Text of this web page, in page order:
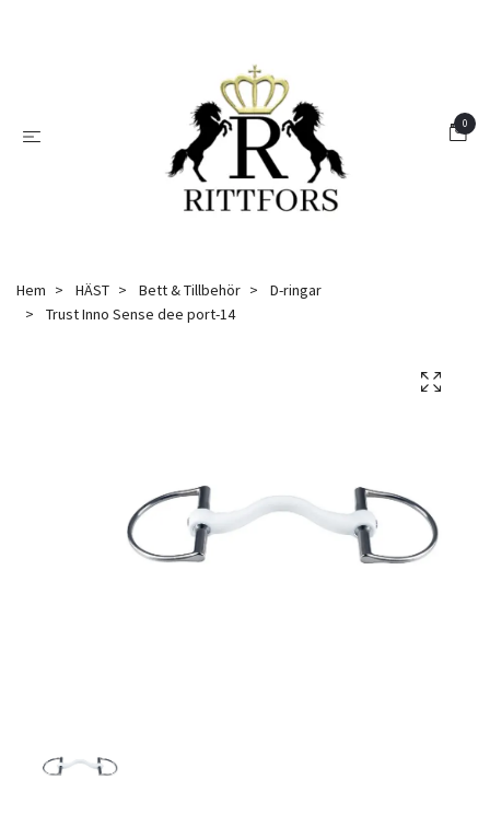
0
Hem HÄST Bett & Tillbehör
D-ringar
Trust Inno Sense dee port-14